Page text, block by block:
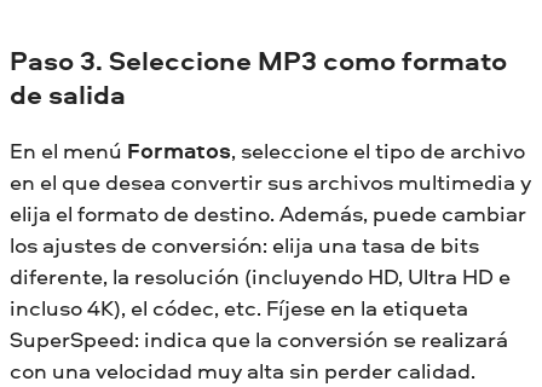
Paso 3. Seleccione MP3 como formato
de salida
En el menú Formatos, seleccione el tipo de archivo
en el que desea convertir sus archivos multimedia y
elija el formato de destino. Además, puede cambiar
los ajustes de conversión: elija una tasa de bits
diferente, la resolución (incluyendo HD, Ultra HD e
incluso 4K), el códec, etc. Fíjese en la etiqueta
SuperSpeed: indica que la conversión se realizará
con una velocidad muy alta sin perder calidad.